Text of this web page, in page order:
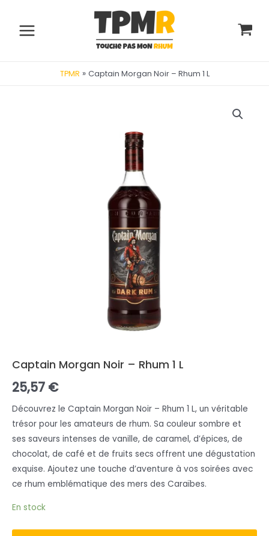
contenu
Main
TPMR » Captain Morgan Noir – Rhum 1 L
Captain Morgan Noir – Rhum 1 L
25,57 €
Découvrez le Captain Morgan Noir – Rhum 1 L, un véritable
trésor pour les amateurs de rhum. Sa couleur sombre et
ses saveurs intenses de vanille, de caramel, d’épices, de
chocolat, de café et de fruits secs offrent une dégustation
exquise. Ajoutez une touche d’aventure à vos soirées avec
ce rhum emblématique des mers des Caraïbes.
En stock